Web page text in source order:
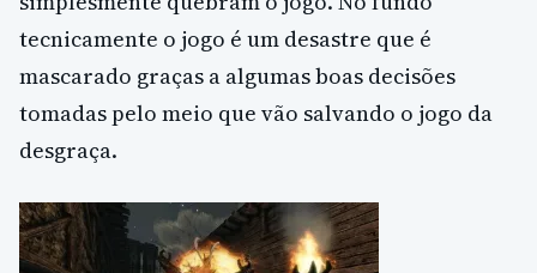
tecnicamente o jogo é um desastre que é
mascarado graças a algumas boas decisões
tomadas pelo meio que vão salvando o jogo da
desgraça.